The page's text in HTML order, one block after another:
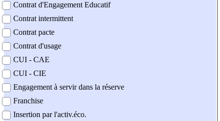
Contrat d'Engagement Educatif
Contrat intermittent
Contrat pacte
Contrat d'usage
CUI - CAE
CUI - CIE
Engagement à servir dans la réserve
Franchise
Insertion par l'activ.éco.